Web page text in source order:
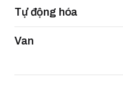
Tự động hóa
Van